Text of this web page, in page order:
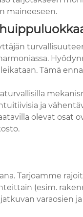
maineeseen.
Tämä
ja
olevat
Tarjoamme
(esim.
varaosien